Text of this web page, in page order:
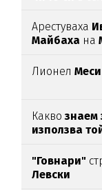
Арестуваха
Майбаха на
Лионел Меси
Каквознаем
използва
"Говнари"
Левски